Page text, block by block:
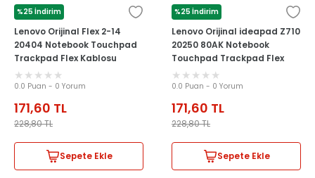
%25 İndirim
LENOVO
Lenovo Orijinal Flex 2-14
20404 Notebook Touchpad
Trackpad Flex Kablosu
0.0 Puan - 0 Yorum
171,60 TL
228,80TL
Sepete Ekle
%25 İndirim
LENOVO
Lenovo Orijinal ideapad Z710
20250 80AK Notebook
Touchpad Trackpad Flex
Kablosu
0.0 Puan - 0 Yorum
171,60 TL
228,80TL
Sepete Ekle